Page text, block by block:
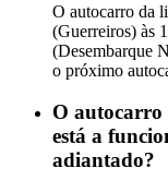
O autocarro da
(Guerreiros) às
(Desembarque
o próximo
O
está a
adiantado?